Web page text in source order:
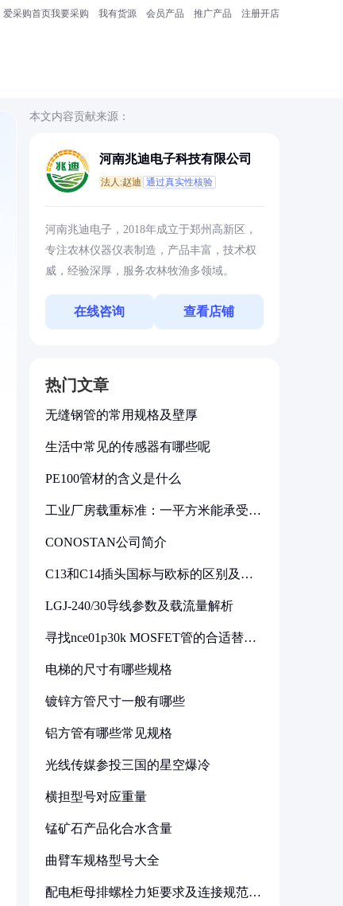
爱采购首页我要采购 我有货源 会员产品 推广产品 注册开店
本文内容贡献来源：
河南兆迪电子科技有限公司
法人:赵迪 通过真实性核验
河南兆迪电子，2018年成立于郑州高新区，
专注农林仪器仪表制造，产品丰富，技术权
威，经验深厚，服务农林牧渔多领域。
在线咨询 查看店铺
热门文章
无缝钢管的常用规格及壁厚
生活中常见的传感器有哪些呢
PE100管材的含义是什么
工业厂房载重标准：一平方米能承受多
CONOSTAN公司简介
C13和C14插头国标与欧标的区别及其
LGJ-240/30导线参数及载流量解析
寻找nce01p30k MOSFET管的合适替代
电梯的尺寸有哪些规格
镀锌方管尺寸一般有哪些
铝方管有哪些常见规格
光线传媒参投三国的星空爆冷
横担型号对应重量
锰矿石产品化合水含量
曲臂车规格型号大全
配电柜母排螺栓力矩要求及连接规范详